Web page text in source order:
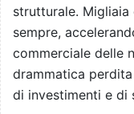
strutturale.
sempre,
commerciale delle
drammatica
di investimenti e di